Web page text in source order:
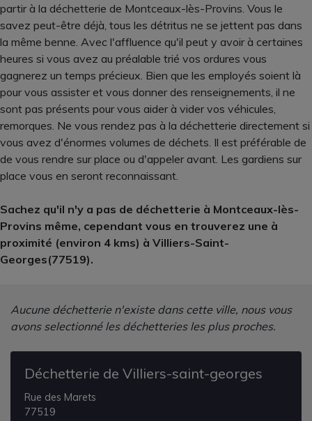
partir à la déchetterie de Montceaux-lès-Provins. Vous le
savez peut-être déjà, tous les détritus ne se jettent pas dans
la même benne. Avec l'affluence qu'il peut y avoir à certaines
heures si vous avez au préalable trié vos ordures vous
gagnerez un temps précieux. Bien que les employés soient là
pour vous assister et vous donner des renseignements, il ne
sont pas présents pour vous aider à vider vos véhicules,
remorques. Ne vous rendez pas à la déchetterie directement si
vous avez d'énormes volumes de déchets. Il est préférable de
de vous rendre sur place ou d'appeler avant. Les gardiens sur
place vous en seront reconnaissant.
Sachez qu'il n'y a pas de déchetterie à Montceaux-lès-
Provins même, cependant vous en trouverez une à
proximité (environ 4 kms) à Villiers-Saint-
Georges(77519).
Aucune déchetterie n'existe dans cette ville, nous vous
avons selectionné les déchetteries les plus proches.
Déchetterie de Villiers-saint-georges
Rue des Marets
77519